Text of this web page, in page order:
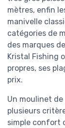
mètres, enfin
manivelle
catégories de
des marques
Kristal Fishing
propres, ses
prix.
Un moulinet
plusieurs
simple confort